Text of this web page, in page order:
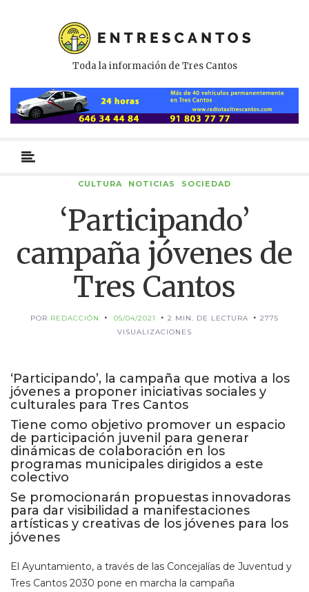
Toda la información de Tres Cantos
primario
CULTURA NOTICIAS SOCIEDAD
‘Participando’
campaña jóvenes de
Tres Cantos
POR REDACCIÓN 05/04/2021 2 MIN. DE LECTURA
2775
VISUALIZACIONES
‘Participando’, la campaña que motiva a los
jóvenes a proponer iniciativas sociales y
culturales para Tres Cantos
Tiene como objetivo promover un espacio
de participación juvenil para generar
dinámicas de colaboración en los
programas municipales dirigidos a este
colectivo
Se promocionarán propuestas innovadoras
para dar visibilidad a manifestaciones
artísticas y creativas de los jóvenes para los
jóvenes
El Ayuntamiento, a través de las Concejalías de Juventud y
Tres Cantos 2030 pone en marcha la campaña